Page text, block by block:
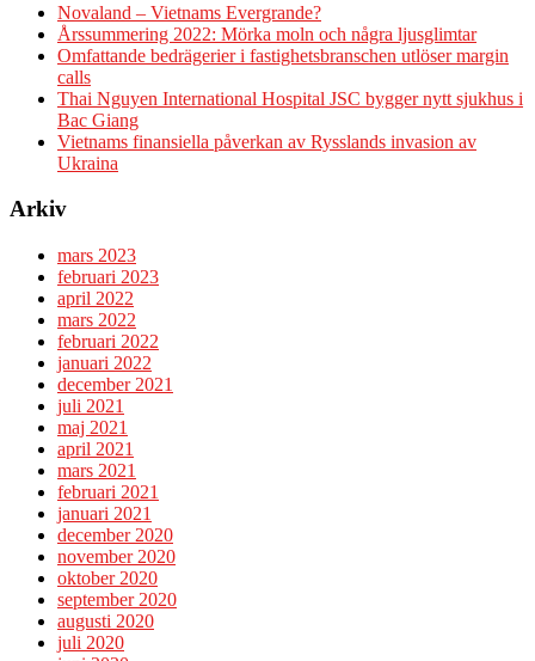
Novaland – Vietnams Evergrande?
Årssummering 2022: Mörka moln och några ljusglimtar
Omfattande bedrägerier i fastighetsbranschen utlöser margin
calls
Thai Nguyen International Hospital JSC bygger nytt sjukhus i
Bac Giang
Vietnams finansiella påverkan av Rysslands invasion av
Ukraina
Arkiv
mars 2023
februari 2023
april 2022
mars 2022
februari 2022
januari 2022
december 2021
juli 2021
maj 2021
april 2021
mars 2021
februari 2021
januari 2021
december 2020
november 2020
oktober 2020
september 2020
augusti 2020
juli 2020